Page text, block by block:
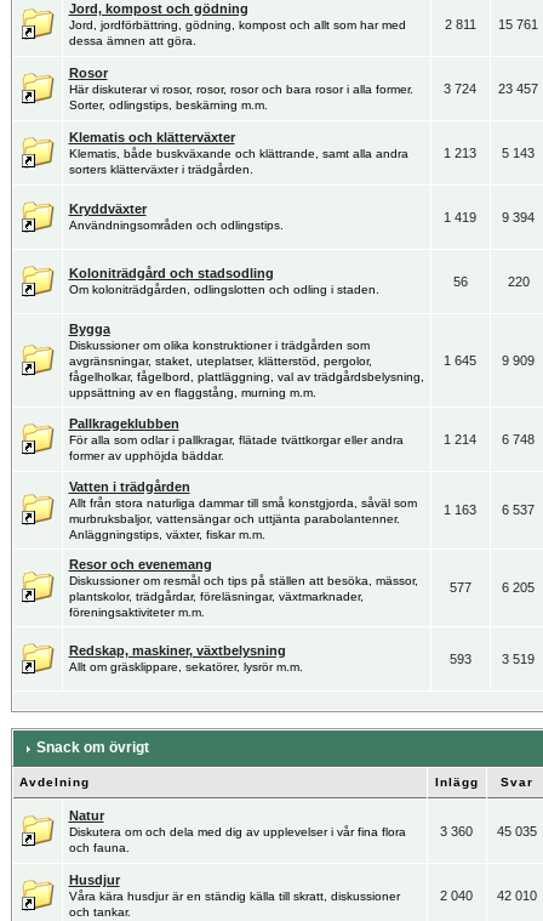
Jord, kompost och gödning
Jord, jordförbättring, gödning, kompost och allt som har med
dessa ämnen att göra.
2 811 15 761
Rosor
Här diskuterar vi rosor, rosor, rosor och bara rosor i alla former.
Sorter, odlingstips, beskärning m.m.
3 724 23 457
Klematis och klätterväxter
Klematis, både buskväxande och klättrande, samt alla andra
sorters klätterväxter i trädgården.
1 213 5 143
Kryddväxter
Användningsområden och odlingstips.
1 419 9 394
Koloniträdgård och stadsodling
Om koloniträdgården, odlingslotten och odling i staden.
56 220
Bygga
Diskussioner om olika konstruktioner i trädgården som
avgränsningar, staket, uteplatser, klätterstöd, pergolor,
fågelholkar, fågelbord, plattläggning, val av trädgårdsbelysning,
uppsättning av en flaggstång, murning m.m.
1 645 9 909
Pallkrageklubben
För alla som odlar i pallkragar, flätade tvättkorgar eller andra
former av upphöjda bäddar.
1 214 6 748
Vatten i trädgården
Allt från stora naturliga dammar till små konstgjorda, såväl som
murbruksbaljor, vattensängar och uttjänta parabolantenner.
Anläggningstips, växter, fiskar m.m.
1 163 6 537
Resor och evenemang
Diskussioner om resmål och tips på ställen att besöka, mässor,
plantskolor, trädgårdar, föreläsningar, växtmarknader,
föreningsaktiviteter m.m.
577 6 205
Redskap, maskiner, växtbelysning
Allt om gräsklippare, sekatörer, lysrör m.m.
593 3 519
Snack om övrigt
Avdelning Inlägg Svar
Natur
Diskutera om och dela med dig av upplevelser i vår fina flora
och fauna.
3 360 45 035
Husdjur
Våra kära husdjur är en ständig källa till skratt, diskussioner
och tankar.
2 040 42 010